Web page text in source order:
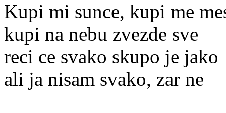
Kupi mi sunce, kupi me
kupi na nebu zvezde sve
reci ce svako skupo je jako
ali ja nisam svako, zar ne